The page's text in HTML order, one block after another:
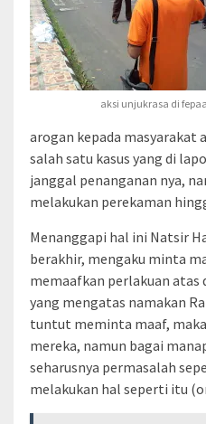
aksi unjukrasa di
arogan kepada masyarakat
salah satu kasus yang di
janggal penanganan nya,
melakukan perekaman
Menanggapi hal ini Natsir
berakhir, mengaku minta
memaafkan perlakuan atas
yang mengatas namakan
tuntut meminta maaf,
mereka, namun bagai
seharusnya permasalah
melakukan hal seperti itu